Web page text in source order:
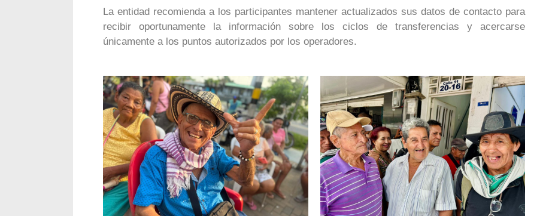
La entidad recomienda a los participantes mantener actualizados sus datos de contacto para
recibir oportunamente la información sobre los ciclos de transferencias y acercarse
únicamente a los puntos autorizados por los operadores.